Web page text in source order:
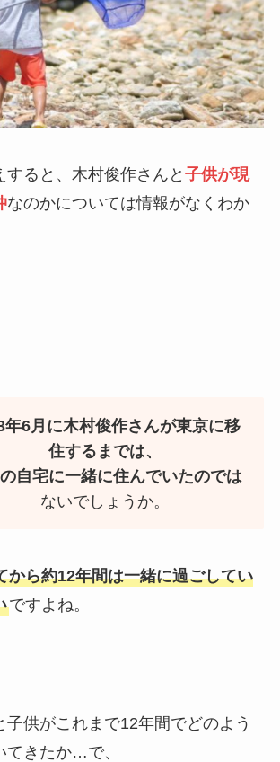
すると、木村俊作さんと 子供が現
なのかについては情報がなくわか
年6月に木村俊作さんが東京に移
住するまでは、
自宅に一緒に住んでいたのでは
ないでしょうか。
から約12年間は一緒に過ごしてい
ですよね。
子供がこれまで12年間でどのよう
てきたか…で、